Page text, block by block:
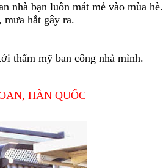
nhà bạn luôn mát mẻ vào mùa hè.
hắt gây ra.
thẩm mỹ ban công nhà mình.
HÀN QUỐC